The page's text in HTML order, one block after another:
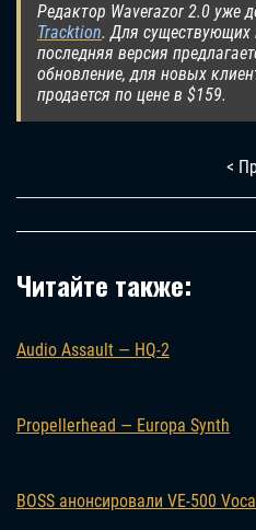
Редактор Waverazor 2.0 уже
Tracktion. Для существующих
последняя версия
обновление, для новых
продается по цене в $159.
<
Читайте также:
Audio Assault — HQ-2
Propellerhead — Europa Synth
BOSS анонсировали VE-500